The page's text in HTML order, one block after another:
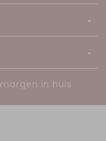
in huis